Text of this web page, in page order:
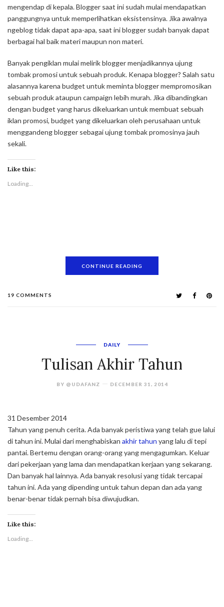
mengendap di kepala. Blogger saat ini sudah mulai mendapatkan
panggungnya untuk memperlihatkan eksistensinya. Jika awalnya
ngeblog tidak dapat apa-apa, saat ini blogger sudah banyak dapat
berbagai hal baik materi maupun non materi.
Banyak pengiklan mulai melirik blogger menjadikannya ujung
tombak promosi untuk sebuah produk. Kenapa blogger? Salah satu
alasannya karena budget untuk meminta blogger mempromosikan
sebuah produk ataupun campaign lebih murah. Jika dibandingkan
dengan budget yang harus dikeluarkan untuk membuat sebuah
iklan promosi, budget yang dikeluarkan oleh perusahaan untuk
menggandeng blogger sebagai ujung tombak promosinya jauh
sekali.
Like this:
Loading...
CONTINUE READING
19 COMMENTS
DAILY
Tulisan Akhir Tahun
BY @UDAFANZ DECEMBER 31, 2014
31 Desember 2014
Tahun yang penuh cerita. Ada banyak peristiwa yang telah gue lalui
di tahun ini. Mulai dari menghabiskan akhir tahun yang lalu di tepi
pantai. Bertemu dengan orang-orang yang mengagumkan. Keluar
dari pekerjaan yang lama dan mendapatkan kerjaan yang sekarang.
Dan banyak hal lainnya. Ada banyak resolusi yang tidak tercapai
tahun ini. Ada yang dipending untuk tahun depan dan ada yang
benar-benar tidak pernah bisa diwujudkan.
Like this:
Loading...